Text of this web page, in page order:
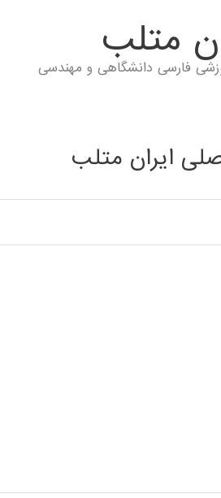
متلب
فارسی دانشگاهی و مهندسی
ایران متلب